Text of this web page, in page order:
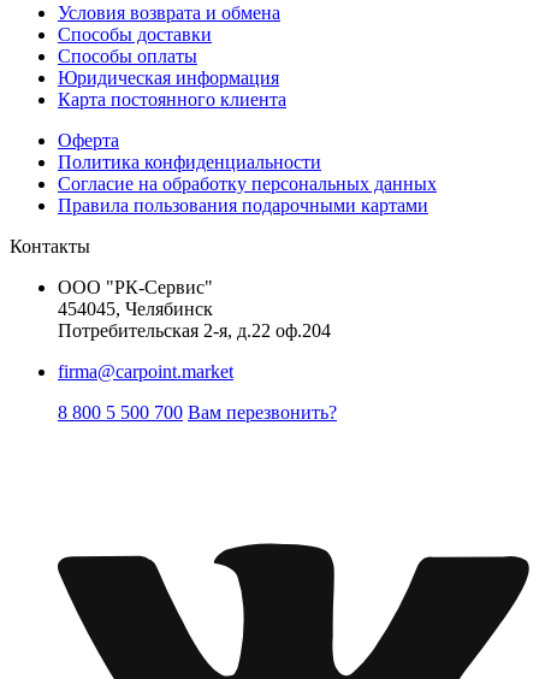
Условия возврата и обмена
Способы доставки
Способы оплаты
Юридическая информация
Карта постоянного клиента
Оферта
Политика конфиденциальности
Согласие на обработку персональных данных
Правила пользования подарочными картами
Контакты
ООО "РК-Сервис"
454045, Челябинск
Потребительская 2-я, д.22 оф.204
firma@carpoint.market
8 800 5 500 700 Вам перезвонить?